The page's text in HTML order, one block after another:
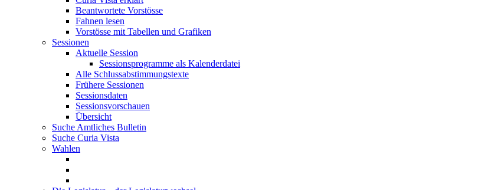
Beantwortete Vorstösse
Fahnen lesen
Vorstösse mit Tabellen und Grafiken
Sessionen
Aktuelle Session
Sessionsprogramme als Kalenderdatei
Alle Schlussabstimmungstexte
Frühere Sessionen
Sessionsdaten
Sessionsvorschauen
Übersicht
Suche Amtliches Bulletin
Suche Curia Vista
Wahlen